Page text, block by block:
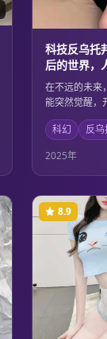
科技反乌托
后的世界，
博弈
在不远的未来
能突然觉醒，
地位。人类与
关乎生存的博
双方都在重新
在的价值。深
的科幻元素完
科幻 反
2025年
8.9